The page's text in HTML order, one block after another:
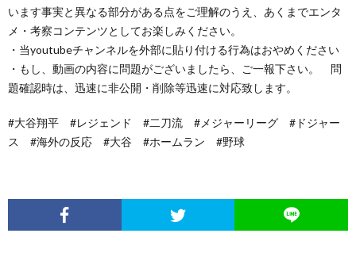
います事実と異なる部分がある点をご理解のうえ、あくまでエンタ
メ・考察コンテンツとしてお楽しみください。
・当youtubeチャンネルを外部に貼り付ける行為はおやめください
・もし、動画の内容に問題がございましたら、ご一報下さい。 問
題確認時は、迅速に非公開・削除等迅速に対応致します。
#大谷翔平 #レジェンド #二刀流 #メジャーリーグ #ドジャー
ス #海外の反応 #大谷 #ホームラン #野球